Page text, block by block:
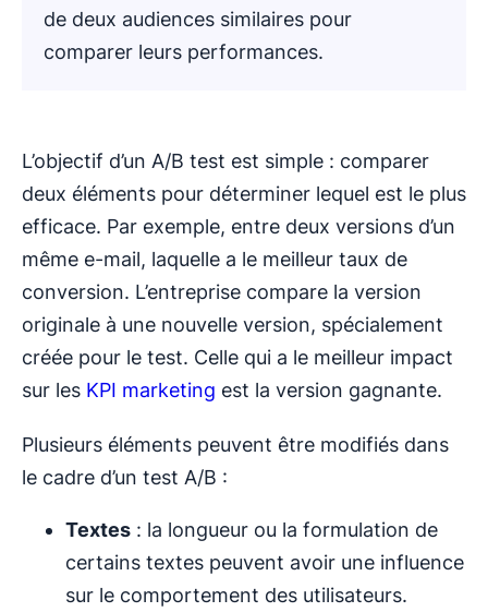
de deux audiences similaires pour
comparer leurs performances.
L’objectif d’un A/B test est simple : comparer
deux éléments pour déterminer lequel est le plus
efficace. Par exemple, entre deux versions d’un
même e-mail, laquelle a le meilleur taux de
conversion. L’entreprise compare la version
originale à une nouvelle version, spécialement
créée pour le test. Celle qui a le meilleur impact
sur les KPI marketing est la version gagnante.
Plusieurs éléments peuvent être modifiés dans
le cadre d’un test A/B :
Textes : la longueur ou la formulation de
certains textes peuvent avoir une influence
sur le comportement des utilisateurs.